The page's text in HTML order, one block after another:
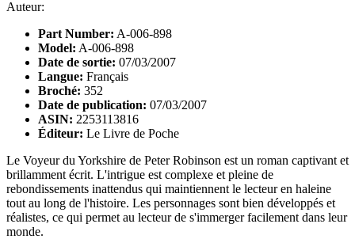
Auteur:
Part Number: A-006-898
Model: A-006-898
Date de sortie: 07/03/2007
Langue: Français
Broché: 352
Date de publication: 07/03/2007
ASIN: 2253113816
Éditeur: Le Livre de Poche
Le Voyeur du Yorkshire de Peter Robinson est un roman captivant et
brillamment écrit. L'intrigue est complexe et pleine de
rebondissements inattendus qui maintiennent le lecteur en haleine
tout au long de l'histoire. Les personnages sont bien développés et
réalistes, ce qui permet au lecteur de s'immerger facilement dans leur
monde.